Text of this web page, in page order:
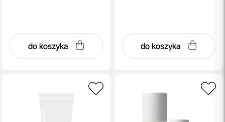
do koszyka do koszyka